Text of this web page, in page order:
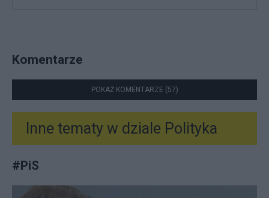
Komentarze
POKAŻ KOMENTARZE (57)
Inne tematy w dziale Polityka
#PiS